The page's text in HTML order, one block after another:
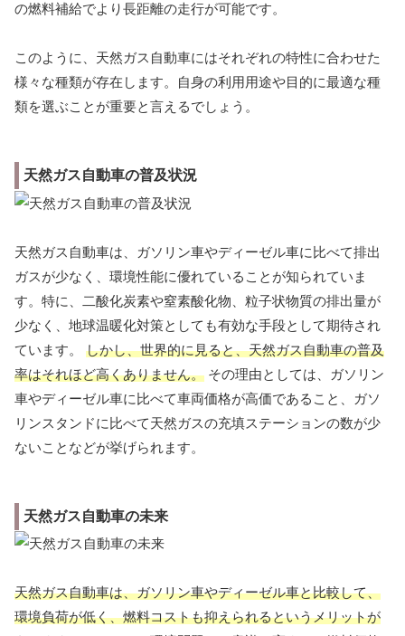
の燃料補給でより長距離の走行が可能です。
このように、天然ガス自動車にはそれぞれの特性に合わせた
様々な種類が存在します。自身の利用用途や目的に最適な種
類を選ぶことが重要と言えるでしょう。
天然ガス自動車の普及状況
天然ガス自動車は、ガソリン車やディーゼル車に比べて排出
ガスが少なく、環境性能に優れていることが知られていま
す。特に、二酸化炭素や窒素酸化物、粒子状物質の排出量が
少なく、地球温暖化対策としても有効な手段として期待され
ています。 しかし、世界的に見ると、天然ガス自動車の普及
率はそれほど高くありません。 その理由としては、ガソリン
車やディーゼル車に比べて車両価格が高価であること、ガソ
リンスタンドに比べて天然ガスの充填ステーションの数が少
ないことなどが挙げられます。
天然ガス自動車の未来
天然ガス自動車は、ガソリン車やディーゼル車と比較して、
環境負荷が低く、燃料コストも抑えられるというメリットが